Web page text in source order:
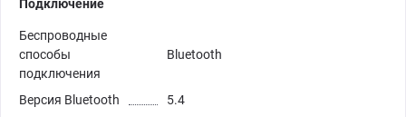
Подключение
Беспроводные
способы
подключения
Bluetooth
Версия Bluetooth
5.4